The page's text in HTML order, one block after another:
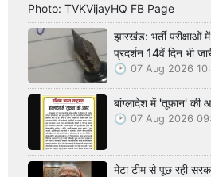
Photo: TVKVijayHQ FB Page
झारखंड: भर्ती परीक्षाओं
प्रदर्शन 14वें दिन भी
07 Aug 2026
बांग्लादेश में 'तूफान' की
07 Aug 2026
मेटा टीम से पूछ रही